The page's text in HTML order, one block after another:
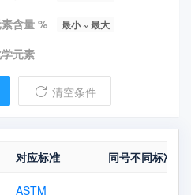
含量 % 最小 ~ 最大
元素
清空条件
对应标准 同号不同标准/
ASTM